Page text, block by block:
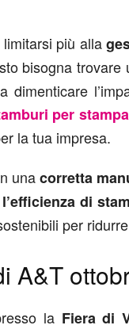
più alla
bisogna
dimenticare
per
la tua impresa.
unacorretta
di
per
A&T
la Fiera di